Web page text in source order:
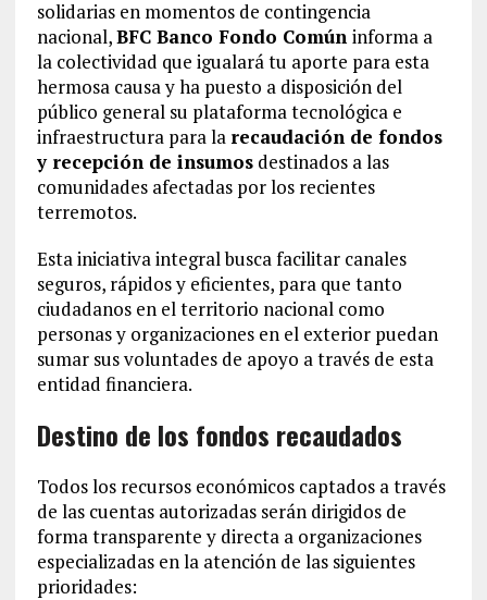
solidarias en momentos de contingencia
nacional,BFC Banco Fondo Común informa a
la colectividad que igualará tu aporte para esta
hermosa causa y ha puesto a disposición del
público general su plataforma tecnológica e
infraestructura para la recaudación de fondos
y recepción de insumosdestinados a las
comunidades afectadas por los recientes
terremotos.
Esta iniciativa integral busca facilitar canales
seguros, rápidos y eficientes, para que tanto
ciudadanos en el territorio nacional como
personas y organizaciones en el exterior puedan
sumar sus voluntades de apoyo a través de esta
entidad financiera.
Destino de los fondos recaudados
Todos los recursos económicos captados a través
de las cuentas autorizadas serán dirigidos de
forma transparente y directa a organizaciones
especializadas en la atención de las siguientes
prioridades: